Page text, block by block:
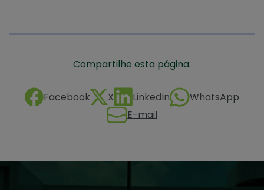
Compartilhe esta página:
Facebook X LinkedIn
WhatsApp
E-mail